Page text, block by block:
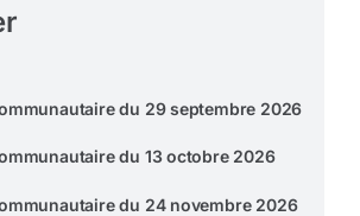
du 29 septembre 2026
du 13 octobre 2026
du 24 novembre 2026